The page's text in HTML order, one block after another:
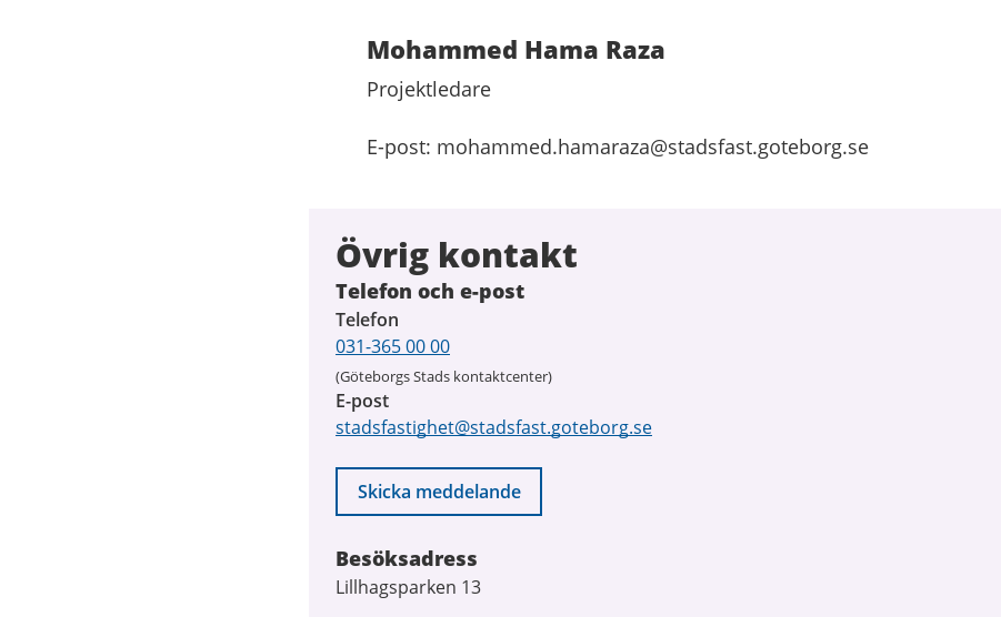
Mohammed Hama Raza
Projektledare
E-post: mohammed.hamaraza@stadsfast.goteborg.se
Övrig kontakt
Telefon och e-post
Telefon
031-365 00 00
(Göteborgs Stads kontaktcenter)
E-post
stadsfastighet@stadsfast.goteborg.se
Skicka meddelande
Besöksadress
Lillhagsparken 13